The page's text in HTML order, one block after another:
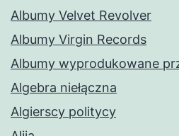
Albumy Velvet Revolver
Albumy Virgin Records
Albumy wyprodukowane
Algebra niełączna
Algierscy politycy